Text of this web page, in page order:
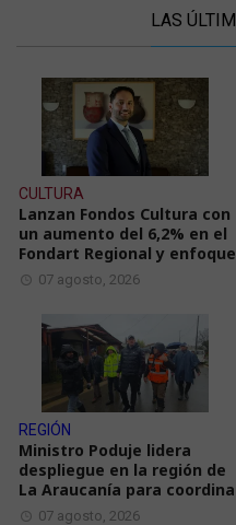
LAS
CULTURA
Lanzan Fondos Cultura con
un aumento del 6,2% en el
Fondart Regional y enfoque
07 agosto, 2026
REGIÓN
Ministro Poduje lidera
despliegue en la región de
La Araucanía para
07 agosto, 2026